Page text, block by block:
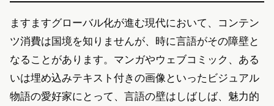
ますますグローバル化が進む現代において、コンテン
ツ消費は国境を知りませんが、時に言語がその障壁と
なることがあります。マンガやウェブコミック、ある
いは埋め込みテキスト付きの画像といったビジュアル
物語の愛好家にとって、言語の壁はしばしば、魅力的